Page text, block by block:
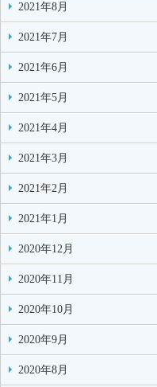
2021年8月
2021年7月
2021年6月
2021年5月
2021年4月
2021年3月
2021年2月
2021年1月
2020年12月
2020年11月
2020年10月
2020年9月
2020年8月